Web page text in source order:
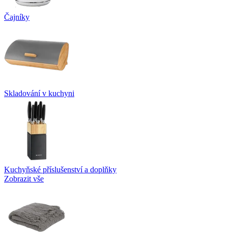
Čajníky
Skladování v kuchyni
Kuchyňské příslušenství a doplňky
Zobrazit vše